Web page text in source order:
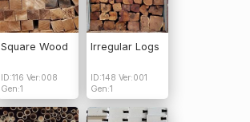
Square Wood
ID:116 Ver:008
Gen:1
Irregular Logs
ID:148 Ver:001
Gen:1